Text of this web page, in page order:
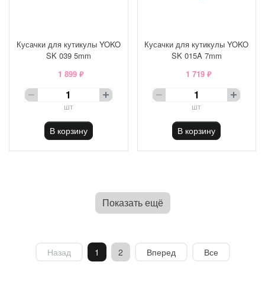
Кусачки для кутикулы YOKO
SK 039 5mm
1 899 ₽
шт
В корзину
Кусачки для кутикулы YOKO
SK 015A 7mm
1 719 ₽
шт
В корзину
Показать ещё
Назад 1 2 Вперед Все